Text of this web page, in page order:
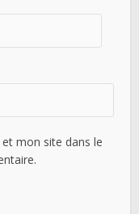
mon site dans le